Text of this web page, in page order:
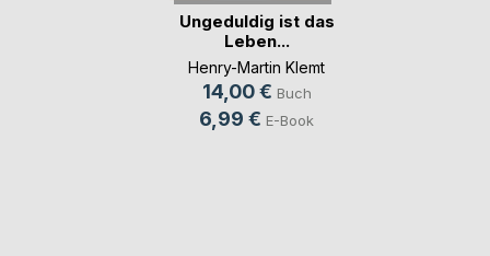
Ungeduldig ist das
Leben...
Henry-Martin Klemt
14,00 € Buch
6,99 € E-Book